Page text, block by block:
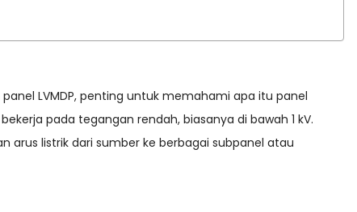
LVMDP, penting untuk memahami apa itu panel
pada tegangan rendah, biasanya di bawah 1 kV.
arus listrik dari sumber ke berbagai subpanel atau